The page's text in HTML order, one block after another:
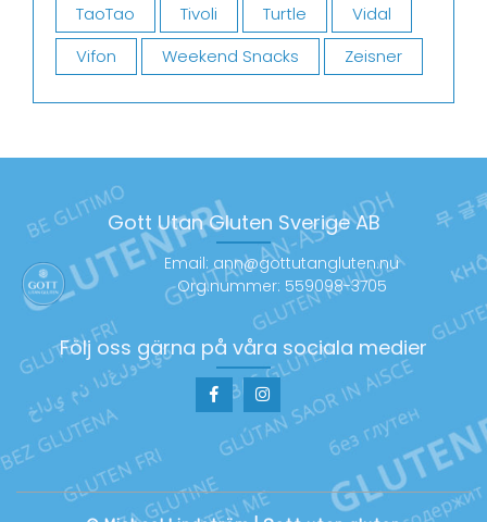
TaoTao
Tivoli Turtle
Vidal
Vifon
Weekend Snacks Zeisner
Gott Utan Gluten Sverige AB
Email: ann@gottutangluten.nu
Org.nummer: 559098-3705
Följ oss gärna på våra sociala medier